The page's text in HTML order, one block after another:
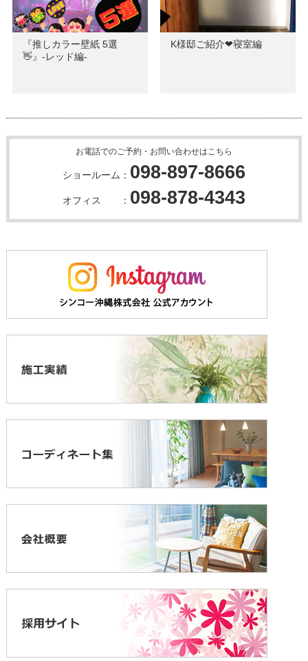
～休館日のお知らせ～
『推しカラー壁紙 5選
👋』-レッド編-
K様邸ご紹介❤寝室編
お電話でのご予約・お問い合わせはこちら
ショールーム： 098-897-8666
オフィス ： 098-878-4343